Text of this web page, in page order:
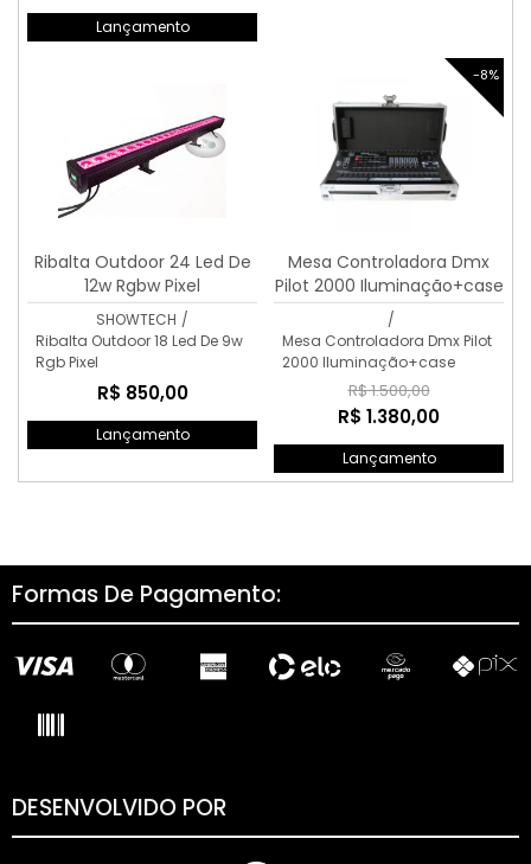
Lançamento
Ribalta Outdoor 24 Led De
12w Rgbw Pixel
SHOWTECH /
Ribalta Outdoor 18 Led De 9w
Rgb Pixel
R$ 850,00
Lançamento
-8%
Mesa Controladora Dmx
Pilot 2000 Iluminação+case
/
Mesa Controladora Dmx Pilot
2000 Iluminação+case
R$ 1.500,00
R$ 1.380,00
Lançamento
Formas De Pagamento:
DESENVOLVIDO POR